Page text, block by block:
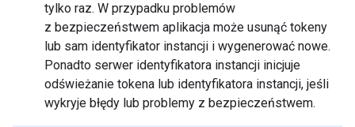
tylko raz. W przypadku problemów
z bezpieczeństwem aplikacja może usunąć tokeny
lub sam identyfikator instancji i wygenerować nowe.
Ponadto serwer identyfikatora instancji inicjuje
odświeżanie tokena lub identyfikatora instancji, jeśli
wykryje błędy lub problemy z bezpieczeństwem.